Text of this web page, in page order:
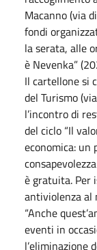
Macanno (via
fondi
la serata, alle
è Nevenka”
Il cartellone si
del Turismo
l’incontro di
del ciclo “Il
economica: un
è gratuita. Per
antiviolenza al
“Anche
eventi in
l’eliminazione